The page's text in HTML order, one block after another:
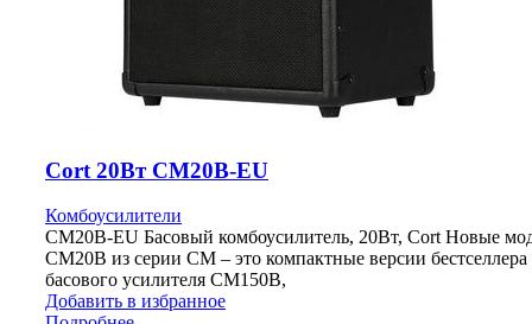
Cort 20Вт CM20B-EU
Комбоусилители
CM20B-EU Басовый комбоусилитель, 20Вт, Cort Новые
CM20B из серии CM – это компактные версии
басового усилителя CM150B,
Добавить в избранное